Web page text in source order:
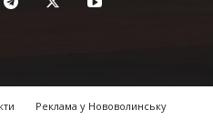
Реклама у Нововолинську